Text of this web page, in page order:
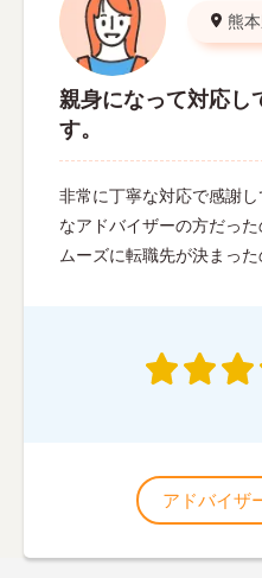
熊
親身になって対応し
す。
非常に丁寧な対応で感謝
なアドバイザーの方だっ
ムーズに転職先が決まった
アドバイザ